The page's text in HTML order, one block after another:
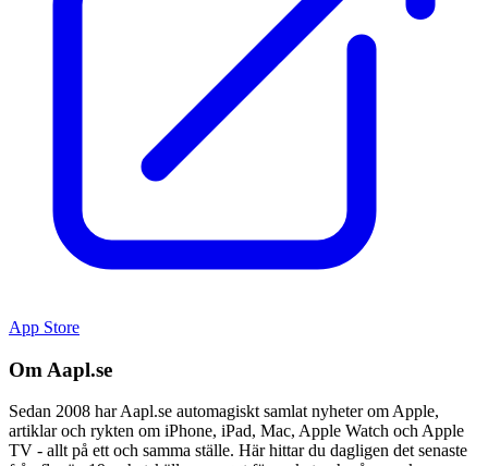
App Store
Om Aapl.se
Sedan 2008 har Aapl.se automagiskt samlat nyheter om Apple,
artiklar och rykten om iPhone, iPad, Mac, Apple Watch och Apple
TV - allt på ett och samma ställe. Här hittar du dagligen det senaste